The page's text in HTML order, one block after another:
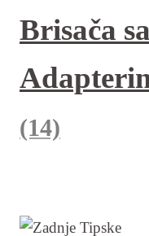
Brisača
(14)